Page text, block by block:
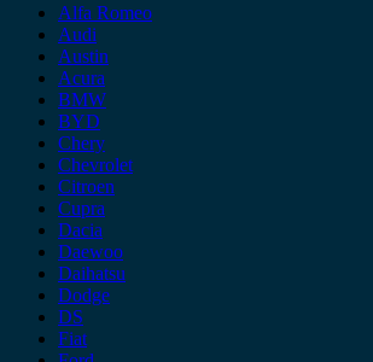
Alfa Romeo
Audi
Austin
Acura
BMW
BYD
Chery
Chevrolet
Citroen
Cupra
Dacia
Daewoo
Daihatsu
Dodge
DS
Fiat